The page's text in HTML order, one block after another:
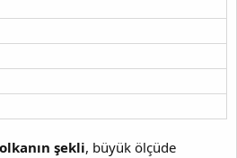
şekli, büyük ölçüde